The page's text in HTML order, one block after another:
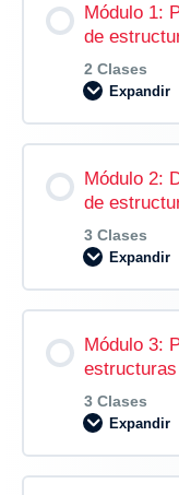
Módulo 1:
de
2 Clases
Expandir
0%
Tema 1:
Estructuras y
trabajo
Módulo 2:
de
3 Clases
Expandir
Tema 1:
estructurales
Módulo 3:
estructuras
3 Clases
Expandir